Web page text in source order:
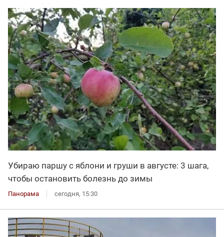
Убираю паршу с яблони и груши в августе: 3 шага,
чтобы остановить болезнь до зимы
Панорама сегодня, 15:30